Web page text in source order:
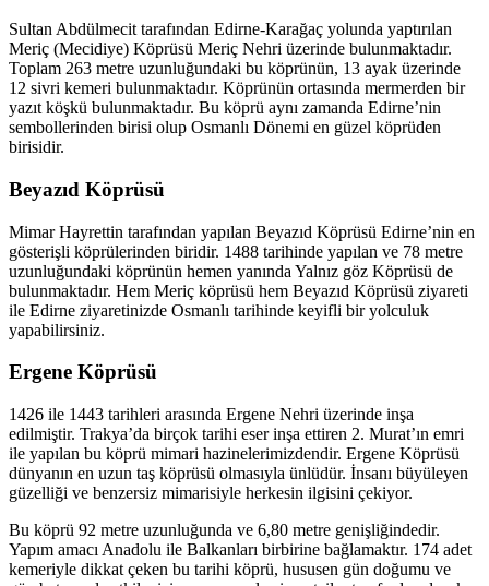
Sultan Abdülmecit tarafından Edirne-Karağaç yolunda yaptırılan
Meriç (Mecidiye) Köprüsü Meriç Nehri üzerinde bulunmaktadır.
Toplam 263 metre uzunluğundaki bu köprünün, 13 ayak üzerinde
12 sivri kemeri bulunmaktadır. Köprünün ortasında mermerden bir
yazıt köşkü bulunmaktadır. Bu köprü aynı zamanda Edirne’nin
sembollerinden birisi olup Osmanlı Dönemi en güzel köprüden
birisidir.
Beyazıd Köprüsü
Mimar Hayrettin tarafından yapılan Beyazıd Köprüsü Edirne’nin en
gösterişli köprülerinden biridir. 1488 tarihinde yapılan ve 78 metre
uzunluğundaki köprünün hemen yanında Yalnız göz Köprüsü de
bulunmaktadır. Hem Meriç köprüsü hem Beyazıd Köprüsü ziyareti
ile Edirne ziyaretinizde Osmanlı tarihinde keyifli bir yolculuk
yapabilirsiniz.
Ergene Köprüsü
1426 ile 1443 tarihleri arasında Ergene Nehri üzerinde inşa
edilmiştir. Trakya’da birçok tarihi eser inşa ettiren 2. Murat’ın emri
ile yapılan bu köprü mimari hazinelerimizdendir. Ergene Köprüsü
dünyanın en uzun taş köprüsü olmasıyla ünlüdür. İnsanı büyüleyen
güzelliği ve benzersiz mimarisiyle herkesin ilgisini çekiyor.
Bu köprü 92 metre uzunluğunda ve 6,80 metre genişliğindedir.
Yapım amacı Anadolu ile Balkanları birbirine bağlamaktır. 174 adet
kemeriyle dikkat çeken bu tarihi köprü, hususen gün doğumu ve